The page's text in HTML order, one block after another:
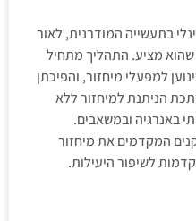
בתעשייה המודרנית, לאור
שהוא מציע. התהליך מתחיל
למפעלי מיחזור, והפיכתן
הניתנת למיחזור ללא
באנרגיה ובמשאבים.
המקדמים את מיחזור
לשיפור היעילות.